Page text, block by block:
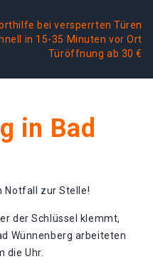
bei versperrten Türen
in 15-35 Minuten vor Ort
Türöffnung ab 30 €
in Bad
Notfall zur Stelle!
der Schlüssel klemmt,
Wünnenberg arbeiteten
die Uhr.